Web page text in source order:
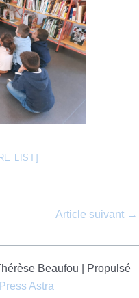
LIST]
Article suivant →
Beaufou | Propulsé
Astra